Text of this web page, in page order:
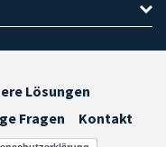
Lösungen
Fragen
Kontakt